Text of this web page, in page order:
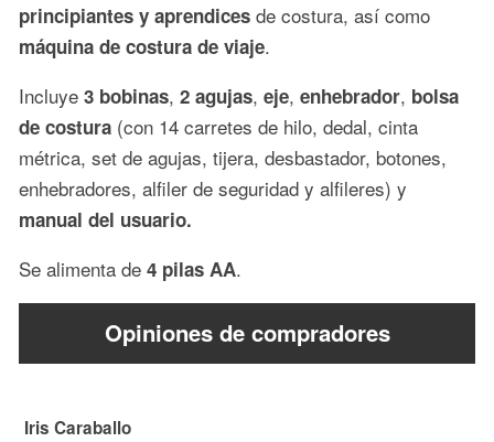
principiantes y aprendices de costura, así como
máquina de costura de viaje.
Incluye 3 bobinas, 2 agujas, eje, enhebrador, bolsa
de costura (con 14 carretes de hilo, dedal, cinta
métrica, set de agujas, tijera, desbastador, botones,
enhebradores, alfiler de seguridad y alfileres) y
manual del usuario.
Se alimenta de 4 pilas AA.
Opiniones de compradores
Iris Caraballo